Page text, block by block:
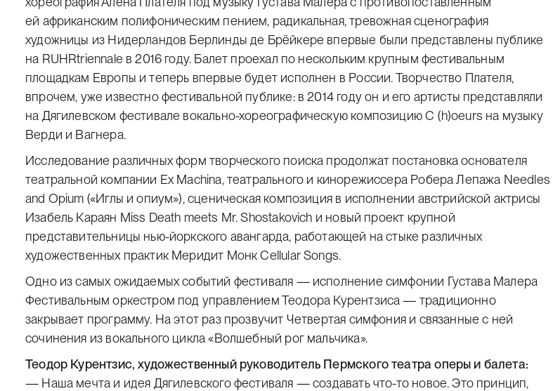
ей африканским полифоническим пением, радикальная, тревожная сценография
художницы из Нидерландов Берлинды де Брёйкере впервые были представлены публике
на RUHRtriennale в 2016 году. Балет проехал по нескольким крупным фестивальным
площадкам Европы и теперь впервые будет исполнен в России. Творчество Плателя,
впрочем, уже известно фестивальной публике: в 2014 году он и его артисты представляли
на Дягилевском фестивале вокально-хореографическую композицию С (h)oeurs на музыку
Верди и Вагнера.
Исследование различных форм творческого поиска продолжат постановка основателя
театральной компании Ex Machina, театрального и кинорежиссера Робера Лепажа Needles
and Opium («Иглы и опиум»), сценическая композиция в исполнении австрийской актрисы
Изабель Караян Miss Death meets Mr. Shostakovich и новый проект крупной
представительницы нью-йоркского авангарда, работающей на стыке различных
художественных практик Меридит МонкCellular Songs.
Одно из самых ожидаемых событий фестиваля — исполнение симфонии Густава Малера
Фестивальным оркестром под управлением Теодора Курентзиса — традиционно
закрывает программу. На этот раз прозвучит Четвертая симфония и связанные с ней
сочинения из вокального цикла «Волшебный рог мальчика».
Теодор Курентзис, художественный руководитель Пермского театра оперы и балета:
— Наша мечта и идея Дягилевского фестиваля — создавать что-то новое. Это принцип,